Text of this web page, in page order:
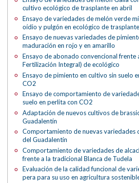
cultivo ecológico de trasplante en abril
Ensayo de variedades de melón verde
oídio y pulgón en ecológico de
Ensayo de nuevas variedades de
maduración en rojo y en amarillo
Ensayo de abonado convencional frente
Fertilización Integral) de ecológico
Ensayo de pimiento en cultivo sin suelo
CO2
Ensayo de comportamiento de
suelo en perlita con CO2
Adaptación de nuevos cultivos de
Guadalentín
Comportamiento de nuevas variedades
del Guadalentín
Comportamiento de variedades de
frente a la tradicional Blanca de Tudela
Evaluación de la calidad funcional de
pera para su uso en agricultura